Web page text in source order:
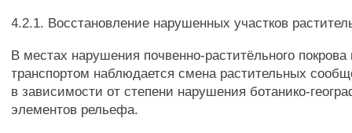
4.2.1. Восстановление нарушенных участков
В местах нарушения почвенно-раститёльного
транспортом наблюдается смена растительных
в зависимости от степени нарушения ботанико-
элементов рельефа.